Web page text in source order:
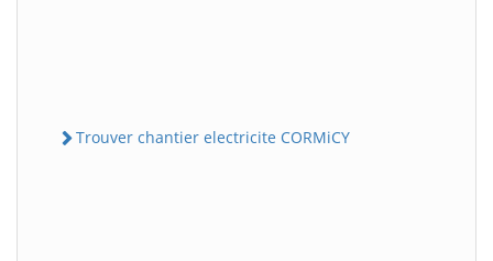
Trouver chantier electricite CORMiCY